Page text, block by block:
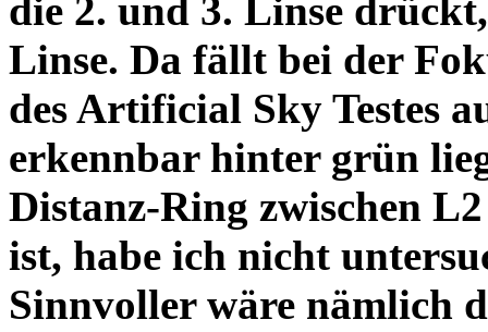
die 2. und 3. Linse
Linse. Da fällt bei der
des Artificial Sky Testes
erkennbar hinter grün
Distanz-Ring zwischen
ist, habe ich nicht
Sinnvoller wäre nämlich